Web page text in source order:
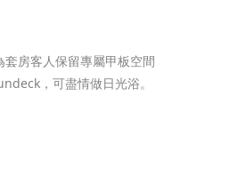
套房客人保留專屬甲板空間
，可盡情做日光浴。